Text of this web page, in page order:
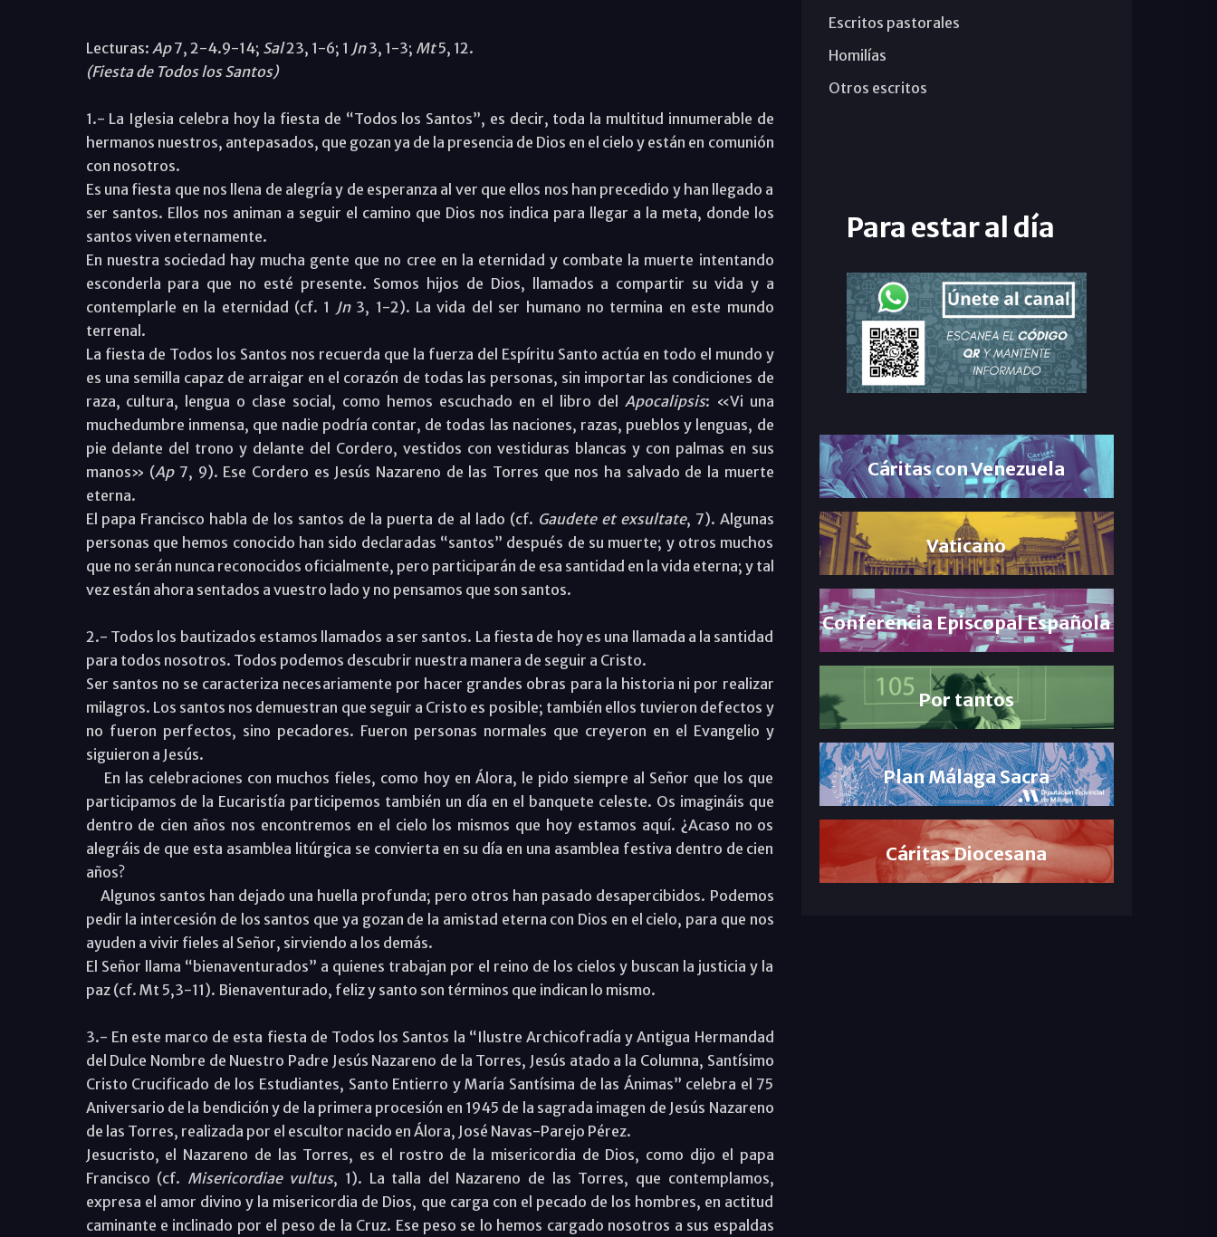
Lecturas: Ap7, 2-4.9-14; Sal23, 1-6; 1 Jn3, 1-3; Mt5, 12.
(Fiesta de Todos los Santos)
1.- La Iglesia celebra hoy la fiesta de “Todos los Santos”, es decir, toda la multitud innumerable de
hermanos nuestros, antepasados, que gozan ya de la presencia de Dios en el cielo y están en comunión
con nosotros.
Es una fiesta que nos llena de alegría y de esperanza al ver que ellos nos han precedido y han llegado a
ser santos. Ellos nos animan a seguir el camino que Dios nos indica para llegar a la meta, donde los
santos viven eternamente.
En nuestra sociedad hay mucha gente que no cree en la eternidad y combate la muerte intentando
esconderla para que no esté presente. Somos hijos de Dios, llamados a compartir su vida y a
contemplarle en la eternidad (cf. 1 Jn3, 1-2). La vida del ser humano no termina en este mundo
terrenal.
La fiesta de Todos los Santos nos recuerda que la fuerza del Espíritu Santo actúa en todo el mundo y
es una semilla capaz de arraigar en el corazón de todas las personas, sin importar las condiciones de
raza, cultura, lengua o clase social, como hemos escuchado en el libro del Apocalipsis: «Vi una
muchedumbre inmensa, que nadie podría contar, de todas las naciones, razas, pueblos y lenguas, de
pie delante del trono y delante del Cordero, vestidos con vestiduras blancas y con palmas en sus
manos» (Ap7, 9). Ese Cordero es Jesús Nazareno de las Torres que nos ha salvado de la muerte
eterna.
El papa Francisco habla de los santos de la puerta de al lado (cf. Gaudete et exsultate, 7). Algunas
personas que hemos conocido han sido declaradas “santos” después de su muerte; y otros muchos
que no serán nunca reconocidos oficialmente, pero participarán de esa santidad en la vida eterna; y tal
vez están ahora sentados a vuestro lado y no pensamos que son santos.
2.- Todos los bautizados estamos llamados a ser santos. La fiesta de hoy es una llamada a la santidad
para todos nosotros. Todos podemos descubrir nuestra manera de seguir a Cristo.
Ser santos no se caracteriza necesariamente por hacer grandes obras para la historia ni por realizar
milagros. Los santos nos demuestran que seguir a Cristo es posible; también ellos tuvieron defectos y
no fueron perfectos, sino pecadores. Fueron personas normales que creyeron en el Evangelio y
siguieron a Jesús.
En las celebraciones con muchos fieles, como hoy en Álora, le pido siempre al Señor que los que
participamos de la Eucaristía participemos también un día en el banquete celeste. Os imagináis que
dentro de cien años nos encontremos en el cielo los mismos que hoy estamos aquí. ¿Acaso no os
alegráis de que esta asamblea litúrgica se convierta en su día en una asamblea festiva dentro de cien
años?
Algunos santos han dejado una huella profunda; pero otros han pasado desapercibidos. Podemos
pedir la intercesión de los santos que ya gozan de la amistad eterna con Dios en el cielo, para que nos
ayuden a vivir fieles al Señor, sirviendo a los demás.
El Señor llama “bienaventurados” a quienes trabajan por el reino de los cielos y buscan la justicia y la
paz (cf. Mt 5,3-11). Bienaventurado, feliz y santo son términos que indican lo mismo.
3.- En este marco de esta fiesta de Todos los Santos la “Ilustre Archicofradía y Antigua Hermandad
del Dulce Nombre de Nuestro Padre Jesús Nazareno de la Torres, Jesús atado a la Columna, Santísimo
Cristo Crucificado de los Estudiantes, Santo Entierro y María Santísima de las Ánimas” celebra el 75
Aniversario de la bendición y de la primera procesión en 1945 de la sagrada imagen de Jesús Nazareno
de las Torres, realizada por el escultor nacido en Álora, José Navas-Parejo Pérez.
Jesucristo, el Nazareno de las Torres, es el rostro de la misericordia de Dios, como dijo el papa
Francisco (cf. Misericordiae vultus, 1). La talla del Nazareno de las Torres, que contemplamos,
expresa el amor divino y la misericordia de Dios, que carga con el pecado de los hombres, en actitud
caminante e inclinado por el peso de la Cruz. Ese peso se lo hemos cargado nosotros a sus espaldas
Escritos pastorales
Homilías
Otros escritos
Para estar al día
Cáritas con Venezuela
Vaticano
Conferencia Episcopal Española
Por tantos
Plan Málaga Sacra
Cáritas Diocesana